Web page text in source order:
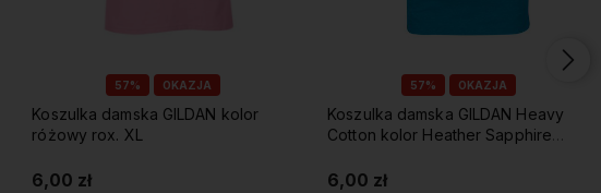
57% OKAZJA
Koszulka damska GILDAN kolor
różowy rox. XL
6,00 zł
57% OKAZJA
Koszulka damska GILDAN Heavy
Cotton kolor Heather Sapphire
6,00 zł